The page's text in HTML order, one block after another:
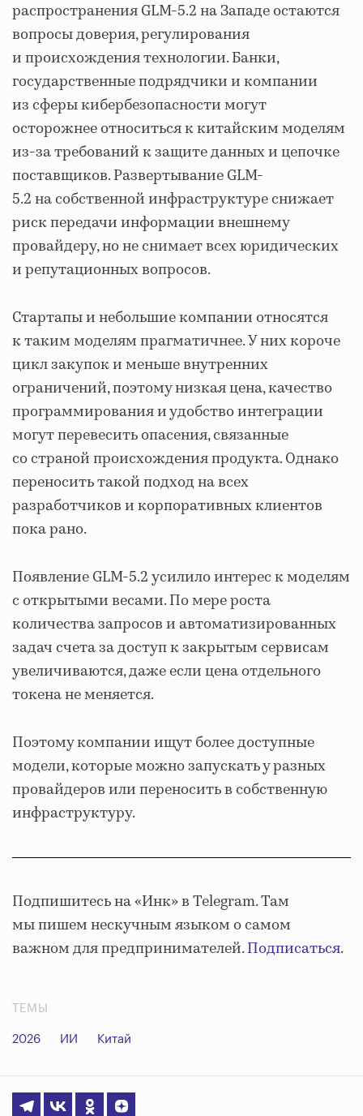
распространения GLM-5.2 на Западе остаются
вопросы доверия, регулирования
и происхождения технологии. Банки,
государственные подрядчики и компании
из сферы кибербезопасности могут
осторожнее относиться к китайским моделям
из-за требований к защите данных и цепочке
поставщиков. Развертывание GLM-
5.2 на собственной инфраструктуре снижает
риск передачи информации внешнему
провайдеру, но не снимает всех юридических
и репутационных вопросов.
Стартапы и небольшие компании относятся
к таким моделям прагматичнее. У них короче
цикл закупок и меньше внутренних
ограничений, поэтому низкая цена, качество
программирования и удобство интеграции
могут перевесить опасения, связанные
со страной происхождения продукта. Однако
переносить такой подход на всех
разработчиков и корпоративных клиентов
пока рано.
Появление GLM-5.2 усилило интерес к моделям
с открытыми весами. По мере роста
количества запросов и автоматизированных
задач счета за доступ к закрытым сервисам
увеличиваются, даже если цена отдельного
токена не меняется.
Поэтому компании ищут более доступные
модели, которые можно запускать у разных
провайдеров или переносить в собственную
инфраструктуру.
Подпишитесь на «Инк» в Telegram. Там
мы пишем нескучным языком о самом
важном для предпринимателей.Подписаться.
ТЕМЫ
2026 ИИ Китай